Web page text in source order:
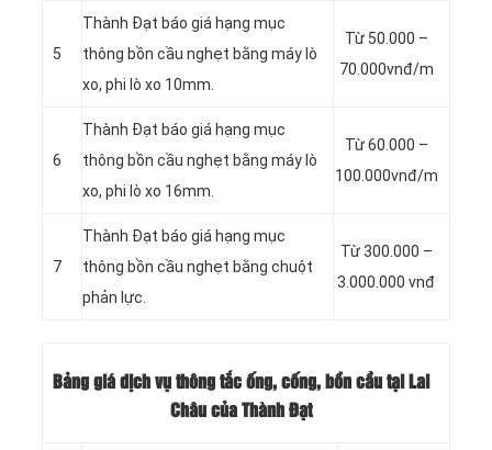
5
Thành Đạt báo giá hạng mục
thông bồn cầu nghẹt bằng máy lò
xo, phi lò xo 10mm.
Từ 50.000 –
70.000vnđ/m
6
Thành Đạt báo giá hạng mục
thông bồn cầu nghẹt bằng máy lò
xo, phi lò xo 16mm.
Từ 60.000 –
100.000vnđ/m
7
Thành Đạt báo giá hạng mục
thông bồn cầu nghẹt bằng chuột
phản lực.
Từ 300.000 –
3.000.000 vnđ
Bảng giá dịch vụ thông tắc ống, cống, bồn cầu tại Lai
Châu của Thành Đạt